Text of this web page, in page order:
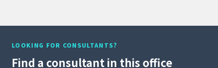
LOOKING FOR CONSULTANTS?
Find a consultant in this office